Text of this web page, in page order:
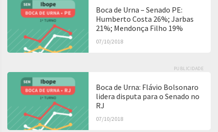
Boca de Urna – Senado PE:
Humberto Costa 26%; Jarbas
21%; Mendonça Filho 19%
07/10/2018
PUBLICIDADE
Boca de Urna: Flávio Bolsonaro
lidera disputa para o Senado no
RJ
07/10/2018